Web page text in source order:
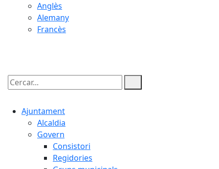
Anglès
Alemany
Francès
Cercar:
Ajuntament
Alcaldia
Govern
Consistori
Regidories